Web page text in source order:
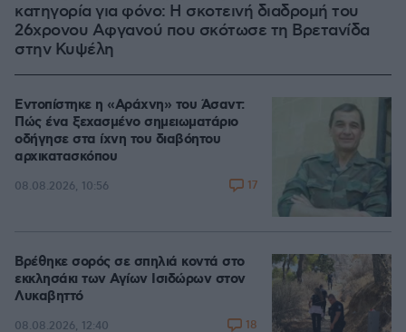
κατηγορία για φόνο: Η σκοτεινή διαδρομή του
26χρονου Αφγανού που σκότωσε τη Βρετανίδα
στην Κυψέλη
Εντοπίστηκε η «Αράχνη» του Άσαντ:
Πώς ένα ξεχασμένο σημειωματάριο
οδήγησε στα ίχνη του διαβόητου
αρχικατασκόπου
08.08.2026, 10:56 17
Βρέθηκε σορός σε σπηλιά κοντά στο
εκκλησάκι των Αγίων Ισιδώρων στον
Λυκαβηττό
08.08.2026, 12:40 18